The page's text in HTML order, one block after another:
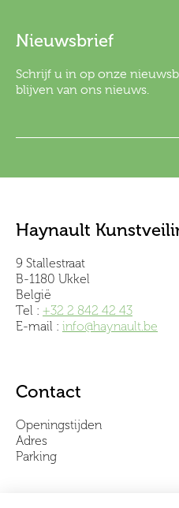
Nieuwsbrief
Schrijf u in op onze
blijven van ons nieuws.
Haynault
9 Stallestraat
B-1180 Ukkel
België
Tel : +32 2 842 42 43
E-mail : info@haynault.be
Contact
Openingstijden
Adres
Parking